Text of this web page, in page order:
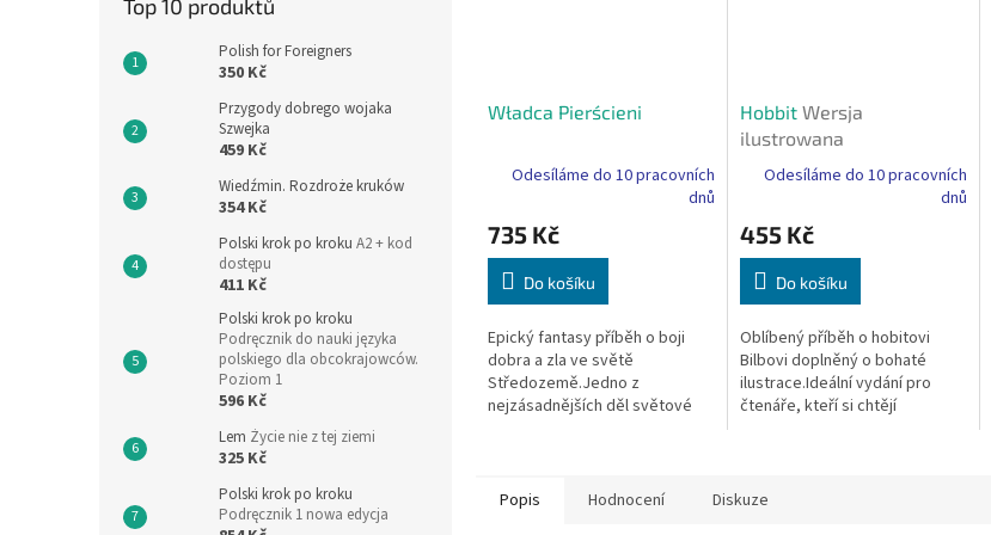
Top 10 produktů
Polish for Foreigners
350 Kč
Przygody dobrego wojaka
Szwejka
459 Kč
Wiedźmin. Rozdroże kruków
354 Kč
Polski krok po kroku A2 + kod
dostępu
411 Kč
Polski krok po kroku
Podręcznik do nauki języka
polskiego dla obcokrajowców.
Poziom 1
596 Kč
Lem Życie nie z tej ziemi
325 Kč
Polski krok po kroku
Podręcznik 1 nowa edycja
Władca Pierścieni
Odesíláme do 10 pracovních
dnů
735 Kč
Do košíku
Epický fantasy příběh o boji
dobra a zla ve světě
Středozemě.Jedno z
nejzásadnějších děl světové
Hobbit Wersja
ilustrowana
Odesíláme do 10 pracovních
dnů
455 Kč
Do košíku
Oblíbený příběh o hobitovi
Bilbovi doplněný o bohaté
ilustrace.Ideální vydání pro
čtenáře, kteří si chtějí
Popis Hodnocení Diskuze